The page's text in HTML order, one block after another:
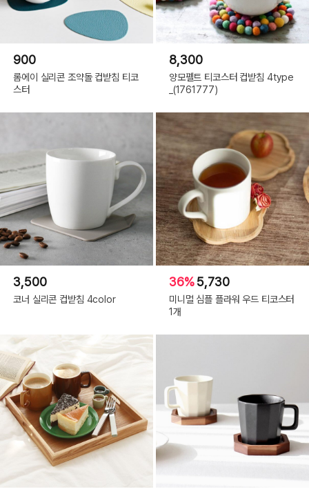
900
롬에이 실리콘 조약돌 컵받침 티코
스터
8,300
양모펠트 티코스터 컵받침 4type
_(1761777)
3,500
코너 실리콘 컵받침 4color
36%5,730
미니멀 심플 플라워 우드 티코스터
1개